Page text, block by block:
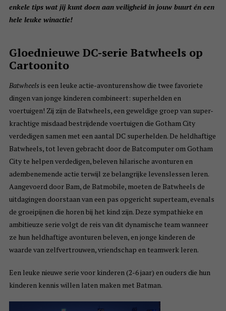
enkele tips wat jij kunt doen aan veiligheid in jouw buurt én een
hele leuke winactie!
Gloednieuwe DC-serie Batwheels op
Cartoonito
Batwheelsis een leuke actie-avonturenshow die twee favoriete
dingen van jonge kinderen combineert: superhelden en
voertuigen! Zij zijn de Batwheels, een geweldige groep van super-
krachtige misdaad bestrijdende voertuigen die Gotham City
verdedigen samen met een aantal DC superhelden. De heldhaftige
Batwheels, tot leven gebracht door de Batcomputer om Gotham
City te helpen verdedigen, beleven hilarische avonturen en
adembenemende actie terwijl ze belangrijke levenslessen leren.
Aangevoerd door Bam, de Batmobile, moeten de Batwheels de
uitdagingen doorstaan van een pas opgericht superteam, evenals
de groeipijnen die horen bij het kind zijn. Deze sympathieke en
ambitieuze serie volgt de reis van dit dynamische team wanneer
ze hun heldhaftige avonturen beleven, en jonge kinderen de
waarde van zelfvertrouwen, vriendschap en teamwerk leren.
Een leuke nieuwe serie voor kinderen (2-6 jaar) en ouders die hun
kinderen kennis willen laten maken met Batman.